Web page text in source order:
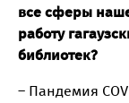
все сферы
работу
библиотек?
– Пандемия